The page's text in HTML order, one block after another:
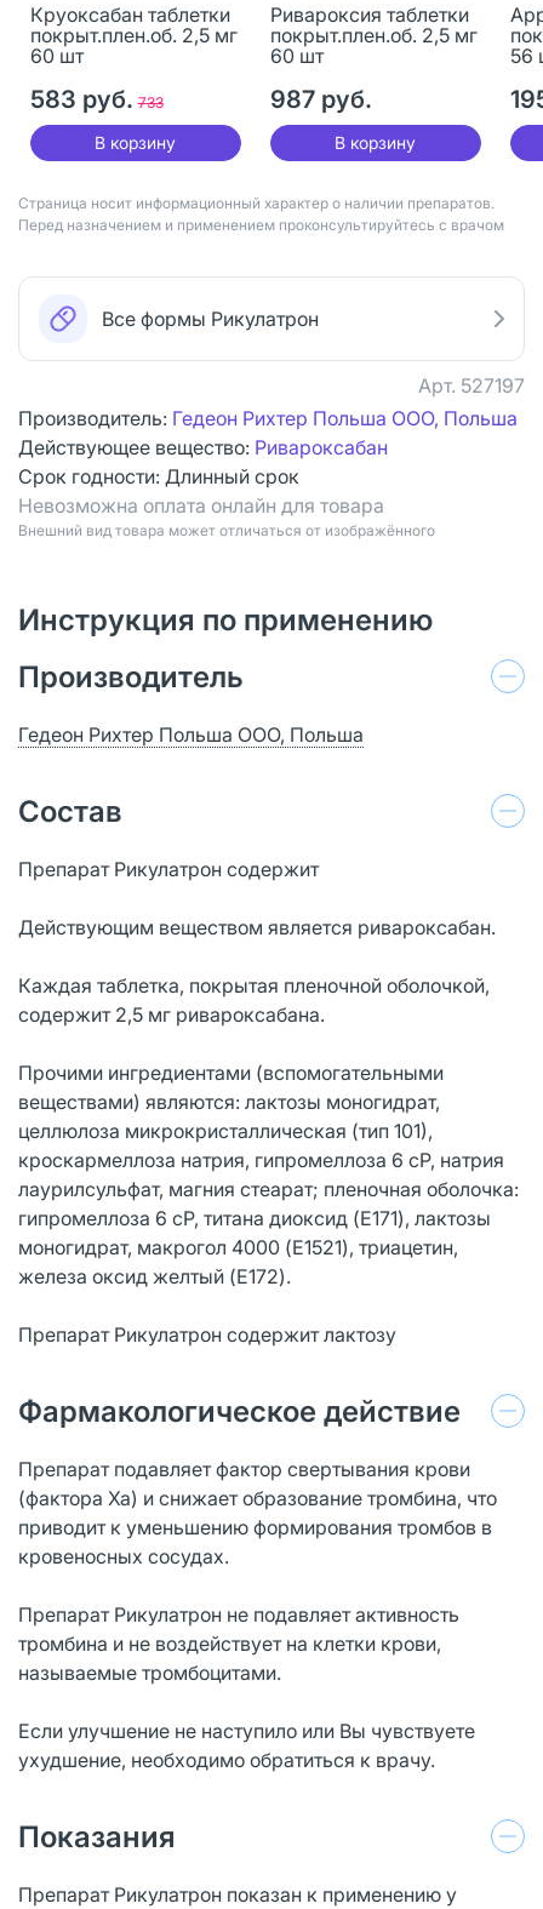
Круоксабан таблетки
покрыт.плен.об. 2,5 мг
60 шт
583 руб. 733
В корзину
Ривароксия таблетки
покрыт.плен.об. 2,5 мг
60 шт
987 руб.
В корзину
56
Страница носит информационный характер о наличии препаратов.
Перед назначением и применением проконсультируйтесь с врачом
Все формы Рикулатрон
Арт. 527197
Производитель: Гедеон Рихтер Польша ООО, Польша
Действующее вещество: Ривароксабан
Срок годности: Длинный срок
Невозможна оплата онлайн для товара
Bнешний вид товара может отличаться от изображённого
Инструкция по применению
Производитель
Гедеон Рихтер Польша ООО, Польша
Состав
Препарат Рикулатрон содержит
Действующим веществом является ривароксабан.
Каждая таблетка, покрытая пленочной оболочкой,
содержит 2,5 мг ривароксабана.
Прочими ингредиентами (вспомогательными
веществами) являются: лактозы моногидрат,
целлюлоза микрокристаллическая (тип 101),
кроскармеллоза натрия, гипромеллоза 6 сР, натрия
лаурилсульфат, магния стеарат; пленочная оболочка:
гипромеллоза 6 сР, титана диоксид (E171), лактозы
моногидрат, макрогол 4000 (E1521), триацетин,
железа оксид желтый (E172).
Препарат Рикулатрон содержит лактозу
Фармакологическое действие
Препарат подавляет фактор свертывания крови
(фактора Ха) и снижает образование тромбина, что
приводит к уменьшению формирования тромбов в
кровеносных сосудах.
Препарат Рикулатрон не подавляет активность
тромбина и не воздействует на клетки крови,
называемые тромбоцитами.
Если улучшение не наступило или Вы чувствуете
ухудшение, необходимо обратиться к врачу.
Показания
Препарат Рикулатрон показан к применению у